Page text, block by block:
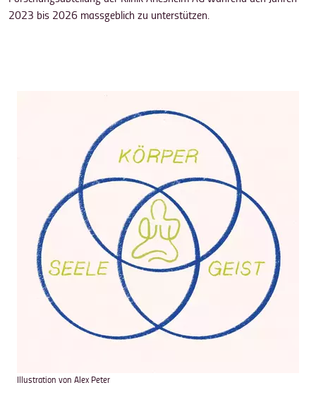
2023 bis 2026 massgeblich zu unterstützen.
Illustration von Alex Peter